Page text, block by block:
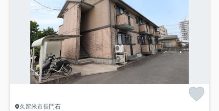
久留米市長門石